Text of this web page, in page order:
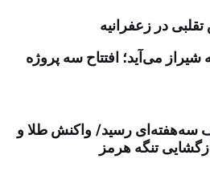
در زعفرانیه
می‌آید؛ افتتاح سه پروژه
سه‌هفته‌ای رسید/ واکنش طلا و
تنگه هرمز